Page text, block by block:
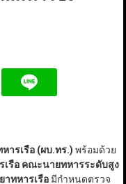
ารเรือ (ผบ.ทร.) พร้อมด้วย
รือ คณะนายทหารระดับสูง
ทหารเรือมีกำหนดตรวจ